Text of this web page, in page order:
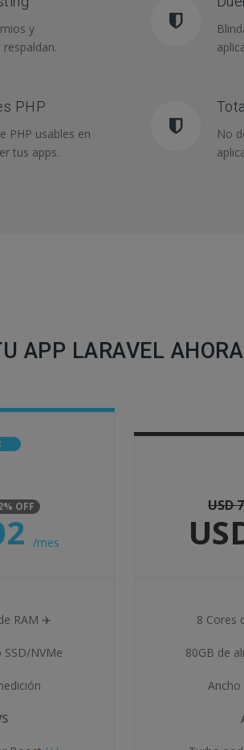
y
PHP
PHP usables en
tus apps.
No
APP LARAVEL AHORA
OFF
/mes
RAM ✈️
NVMe
USD
8 Cores
80GB de
Ancho